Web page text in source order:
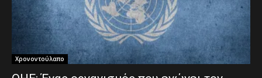
Χρονοντούλαπο